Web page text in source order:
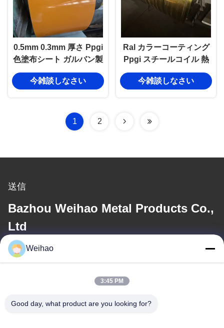
0.5mm 0.3mm 厚さ Ppgi
色塗布シート ガルバン製
鋼コイル 軽量
今雑談しなさい
Ral カラーコーティング
Ppgi スチールコイル 熱
浸し 熱電圧鋼コイル 耐腐
蝕性
今雑談しなさい
1 2
送信
Bazhou Weihao Metal Products Co.,
Ltd
電子メール
Weihao
3:45 PM
Good day, what product are you looking for?